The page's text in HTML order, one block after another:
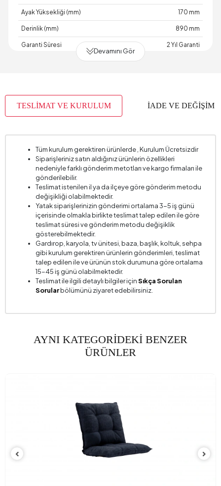
Ayak Yüksekliği (mm) 170 mm
Derinlik (mm) 890 mm
Garanti Süresi 2 Yıl Garanti
İskelet Yapısı
Kapasite 1 Kişi
Kol Yüksekliği (mm)
Kurulum Gerekliliği
Oturma Derinliği (mm) 580 mm
Oturma Genişliği (mm) 530 mm
Oturma Yüksekliği (mm)
Sandık Özelliği Hayır
Yatak Olabilme Hayır
Yükseklik (mm)
Kumaş Adı
Devamını Gör
TESLİMAT VE KURULUM İADE VE DEĞİŞİM
Tüm kurulum gerektiren ürünlerde , Kurulum Ücretsizdir
Siparişleriniz satın aldığınız ürünlerin özellikleri
nedeniyle farklı gönderim metotları ve kargo firmaları ile
gönderilebilir.
Teslimat istenilen il ya da ilçeye göre gönderim metodu
değişikliği olabilmektedir.
Yatak siparişlerinizin gönderimi ortalama 3-5 iş günü
içerisinde olmakla birlikte teslimat talep edilen ile göre
teslimat süresi ve gönderim metodu değişiklik
gösterebilmektedir.
Gardırop, karyola, tv ünitesi, baza, başlık, koltuk, sehpa
gibi kurulum gerektiren ürünlerin gönderimleri, teslimat
talep edilen ile ve ürünün stok durumuna göre ortalama
15-45 iş günü olabilmektedir.
Teslimat ile ilgili detaylı bilgiler içinSıkça Sorulan
Sorularbölümünü ziyaret edebilirsiniz.
AYNI KATEGORİDEKİ BENZER
ÜRÜNLER